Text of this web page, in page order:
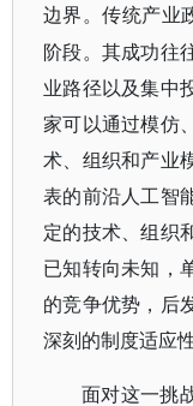
边界。传统产业
阶段。其成功往
业路径以及集中
家可以通过模仿
术、组织和产业
表的前沿人工智
定的技术、组织
已知转向未知，
的竞争优势，后
深刻的制度适应性
面对这一挑